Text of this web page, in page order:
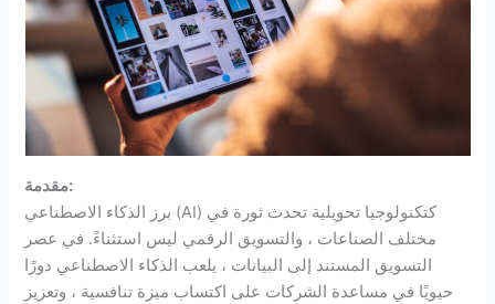
مقدمة:
برز الذكاء الاصطناعي (AI) كتكنولوجيا تحويلية تحدث ثورة في
مختلف الصناعات ، والتسويق الرقمي ليس استثناءً. في عصر
التسويق المستند إلى البيانات ، يلعب الذكاء الاصطناعي دورًا
حيويًا في مساعدة الشركات على اكتساب ميزة تنافسية ، وتعزيز